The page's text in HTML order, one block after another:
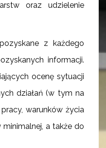
oraz udzielenie
z każdego
informacji.
ocenę sytuacji
działań (w tym na
warunków życia
a także do